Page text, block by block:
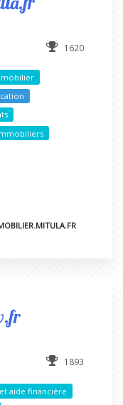
1620
1893
aide financière